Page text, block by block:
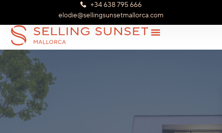
elodie@sellingsunsetmallorca.com
+34 638 795 666